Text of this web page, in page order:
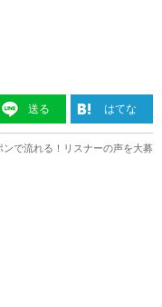
送る はてな
で流れる！リスナーの声を大募